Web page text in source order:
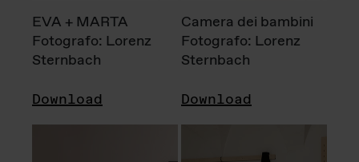
EVA + MARTA
Fotografo: Lorenz
Sternbach
Download
Camera dei bambini
Fotografo: Lorenz
Sternbach
Download